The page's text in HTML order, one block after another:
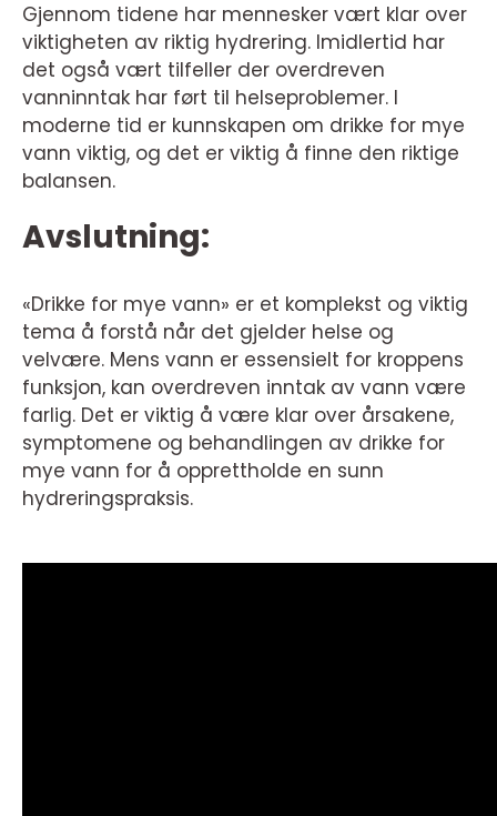
Gjennom tidene har mennesker vært klar over
viktigheten av riktig hydrering. Imidlertid har
det også vært tilfeller der overdreven
vanninntak har ført til helseproblemer. I
moderne tid er kunnskapen om drikke for mye
vann viktig, og det er viktig å finne den riktige
balansen.
Avslutning:
«Drikke for mye vann» er et komplekst og viktig
tema å forstå når det gjelder helse og
velvære. Mens vann er essensielt for kroppens
funksjon, kan overdreven inntak av vann være
farlig. Det er viktig å være klar over årsakene,
symptomene og behandlingen av drikke for
mye vann for å opprettholde en sunn
hydreringspraksis.